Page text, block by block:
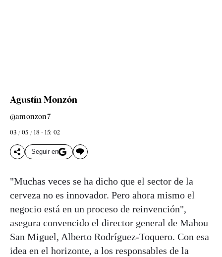
Agustín Monzón
@amonzon7
03 / 05 / 18 - 15: 02
Seguir en
"Muchas veces se ha dicho que el sector de la
cerveza no es innovador. Pero ahora mismo el
negocio está en un proceso de reinvención",
asegura convencido el director general de Mahou
San Miguel, Alberto Rodríguez-Toquero. Con esa
idea en el horizonte, a los responsables de la